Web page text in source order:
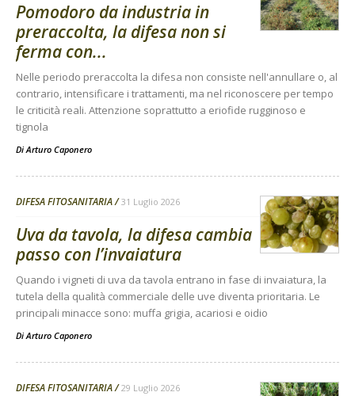
Pomodoro da industria in
preraccolta, la difesa non si
ferma con...
Nelle periodo preraccolta la difesa non consiste nell'annullare o, al
contrario, intensificare i trattamenti, ma nel riconoscere per tempo
le criticità reali. Attenzione soprattutto a eriofide rugginoso e
tignola
DiArturo Caponero
DIFESA FITOSANITARIA 31 Luglio 2026
Uva da tavola, la difesa cambia
passo con l’invaiatura
Quando i vigneti di uva da tavola entrano in fase di invaiatura, la
tutela della qualità commerciale delle uve diventa prioritaria. Le
principali minacce sono: muffa grigia, acariosi e oidio
DiArturo Caponero
DIFESA FITOSANITARIA 29 Luglio 2026